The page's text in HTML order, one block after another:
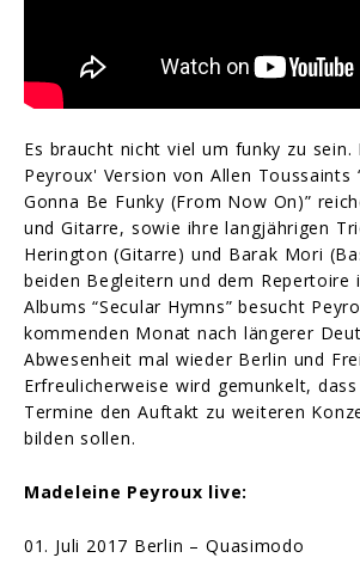
Es braucht nicht viel um funky zu sein.
Peyroux' Version von Allen Toussaints
Gonna Be Funky (From Now On)”
und Gitarre, sowie ihre langjährigen
Herington (Gitarre) und Barak Mori
beiden Begleitern und dem Repertoire
Albums “Secular Hymns” besucht
kommenden Monat nach längerer
Abwesenheit mal wieder Berlin und
Erfreulicherweise wird gemunkelt,
Termine den Auftakt zu weiteren
bilden sollen.
Madeleine Peyroux live:
01. Juli 2017 Berlin – Quasimodo